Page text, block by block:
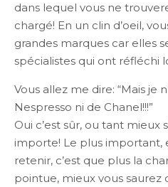
dans lequel vous ne
chargé! En un clin d’oeil,
grandes marques car elles
spécialistes qui ont réfléchi
Vous allez me dire: “Mais je
Nespresso ni de Chanel!!!”
Oui c’est sûr, ou tant mieux
importe! Le plus important,
retenir, c’est que plus la
pointue, mieux vous